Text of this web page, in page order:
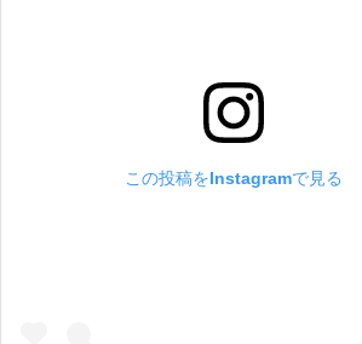
この投稿をInstagramで見る